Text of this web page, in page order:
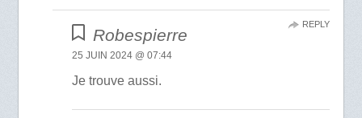
Robespierre
25 JUIN 2024 @ 07:44
Je trouve aussi.
REPLY